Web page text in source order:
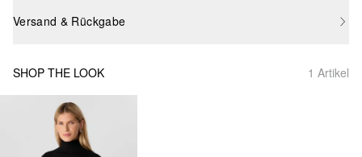
Versand & Rückgabe
SHOP THE LOOK 1 Artikel